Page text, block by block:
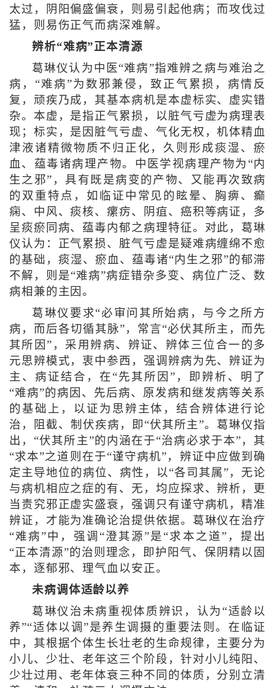
太过，阴阳偏盛偏衰，则易引起他病；而攻伐过
猛，则易伤正气而病深难解。
辨析“难病”正本清源
葛琳仪认为中医“难病”指难辨之病与难治之
病，“难病”为数邪兼侵，致正气累损，病情反
复，顽疾乃成，其基本病机是本虚标实、虚实错
杂。本虚，是指正气累损，以脏气亏虚为病理表
现；标实，是因脏气亏虚、气化无权，机体精血
津液诸精微物质不归正化，久则形成痰湿、瘀
血、蕴毒诸病理产物。中医学视病理产物为“内
生之邪”，具有既是病变的产物、又能再次致病
的双重特点，如临证中常见的眩晕、胸痹、癫
痫、中风、痰核、瘰疠、阴疽、癌积等病证，多
呈痰瘀同病、蕴毒内郁之病理特征。对此，葛琳
仪认为：正气累损、脏气亏虚是疑难病缠绵不愈
的基础，痰湿、瘀血、蕴毒诸“内生之邪”的郁滞
不解，则是“难病”病症错杂多变、病位广泛、数
病相兼的主因。
葛琳仪要求“必审问其所始病，与今之所方
病，而后各切循其脉”，常言“必伏其所主，而先
其所因”，采用辨病、辨证、辨体三位合一的多
元思辨模式，衷中参西，强调辨病为先、辨证为
主、病证结合，在“先其所因”，即辨析、明了
“难病”的病因、先后病、原发病和继发病等关系
的基础上，以证为思辨主体，结合辨体进行论
治，阻截、制伏疾病，即“伏其所主”。葛琳仪指
出，“伏其所主”的内涵在于“治病必求于本”，其
“求本”之道则在于“谨守病机”，辨证中应做到确
定主导地位的病位、病性，以“各司其属”，无论
与病机相应之症的有、无，均应探求、辨析，更
当责究邪正虚实盛衰，强调只有谨守病机，精准
辨证，才能为准确论治提供依据。葛琳仪在治疗
“难病”中，强调“澄其源”是“求本之道”，提出
“正本清源”的治则理念，即护阳气、保阴精以固
本，逐郁邪、理气血以安正。
未病调体适龄以养
葛琳仪治未病重视体质辨识，认为“适龄以
养”“适体以调”是养生调摄的重要法则。在临证
中，其根据个体生长壮老的生命规律，主要分为
小儿、少壮、老年这三个阶段，针对小儿纯阳、
少壮过用、老年体衰三种不同的体质，分别立清